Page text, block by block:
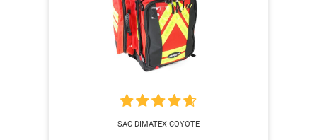
SAC DIMATEX COYOTE